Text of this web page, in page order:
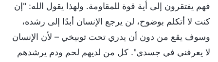
فهم يفتقرون إلى أية قوة للمقاومة. ولهذا يقول الله: "إن
كنت لا أتكلم بوضوح، لن يرجع الإنسان أبدًا إلى رشده،
وسوف يقع من دون أن يدري تحت توبيخي – لأن الإنسان
لا يعرفني في جسدي". كل من لديهم لحم ودم يرشدهم